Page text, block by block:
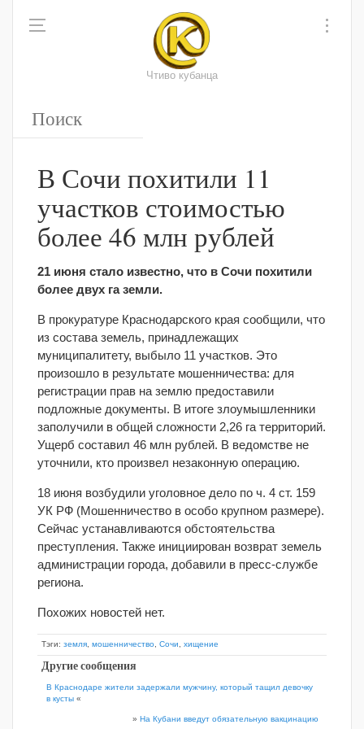
Чтиво кубанца
В Сочи похитили 11
участков стоимостью
более 46 млн рублей
21 июня стало известно, что в Сочи похитили
более двух га земли.
В прокуратуре Краснодарского края сообщили, что
из состава земель, принадлежащих
муниципалитету, выбыло 11 участков. Это
произошло в результате мошенничества: для
регистрации прав на землю предоставили
подложные документы. В итоге злоумышленники
заполучили в общей сложности 2,26 га территорий.
Ущерб составил 46 млн рублей. В ведомстве не
уточнили, кто произвел незаконную операцию.
18 июня возбудили уголовное дело по ч. 4 ст. 159
УК РФ (Мошенничество в особо крупном размере).
Сейчас устанавливаются обстоятельства
преступления. Также инициирован возврат земель
администрации города, добавили в пресс-службе
региона.
Похожих новостей нет.
Тэги: земля мошенничество Сочи хищение
Другие сообщения
В Краснодаре жители задержали мужчину, который тащил девочку
в кусты «
» На Кубани введут обязательную вакцинацию